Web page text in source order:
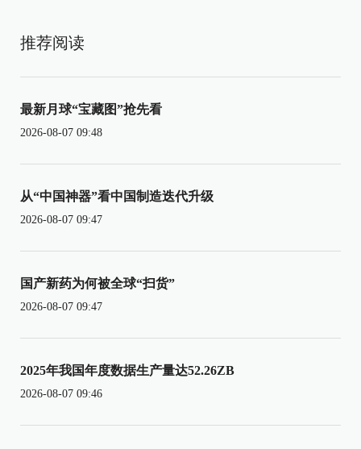
推荐阅读
最新月球“宝藏图”抢先看
2026-08-07 09:48
从“中国神器”看中国制造迭代升级
2026-08-07 09:47
国产新药为何被全球“扫货”
2026-08-07 09:47
2025年我国年度数据生产量达52.26ZB
2026-08-07 09:46